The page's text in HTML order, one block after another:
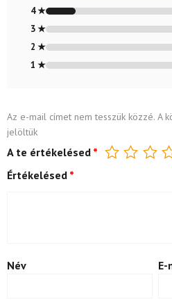
4 ★
3 ★
2 ★
1 ★
Az e-mail címet nem tesszük közzé. A
jelöltük
A te értékelésed *
Értékelésed *
Név